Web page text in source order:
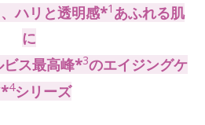
ハリと透明感*1あふれる肌
に
ビス最高峰*3のエイジングケ
4シリーズ